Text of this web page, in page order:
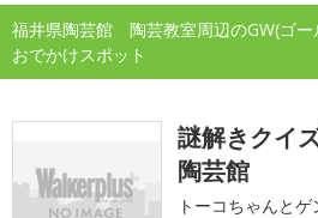
福井県陶芸館 陶芸教室周辺のGW(ゴー
おでかけスポット
謎解きクイ
陶芸館
トーコちゃんと